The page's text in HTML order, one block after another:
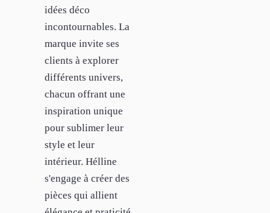
idées déco
incontournables. La
marque invite ses
clients à explorer
différents univers,
chacun offrant une
inspiration unique
pour sublimer leur
style et leur
intérieur. Hélline
s'engage à créer des
pièces qui allient